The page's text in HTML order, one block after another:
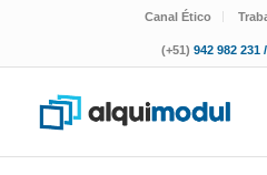
Canal Ético
(+51) 942 982 231